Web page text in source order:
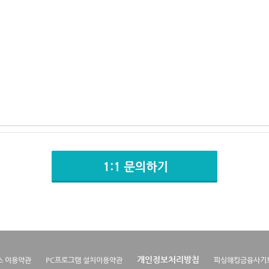
이용약관 PC프로그램 설치이용약관 개인정보처리방침 피싱해킹금융사기